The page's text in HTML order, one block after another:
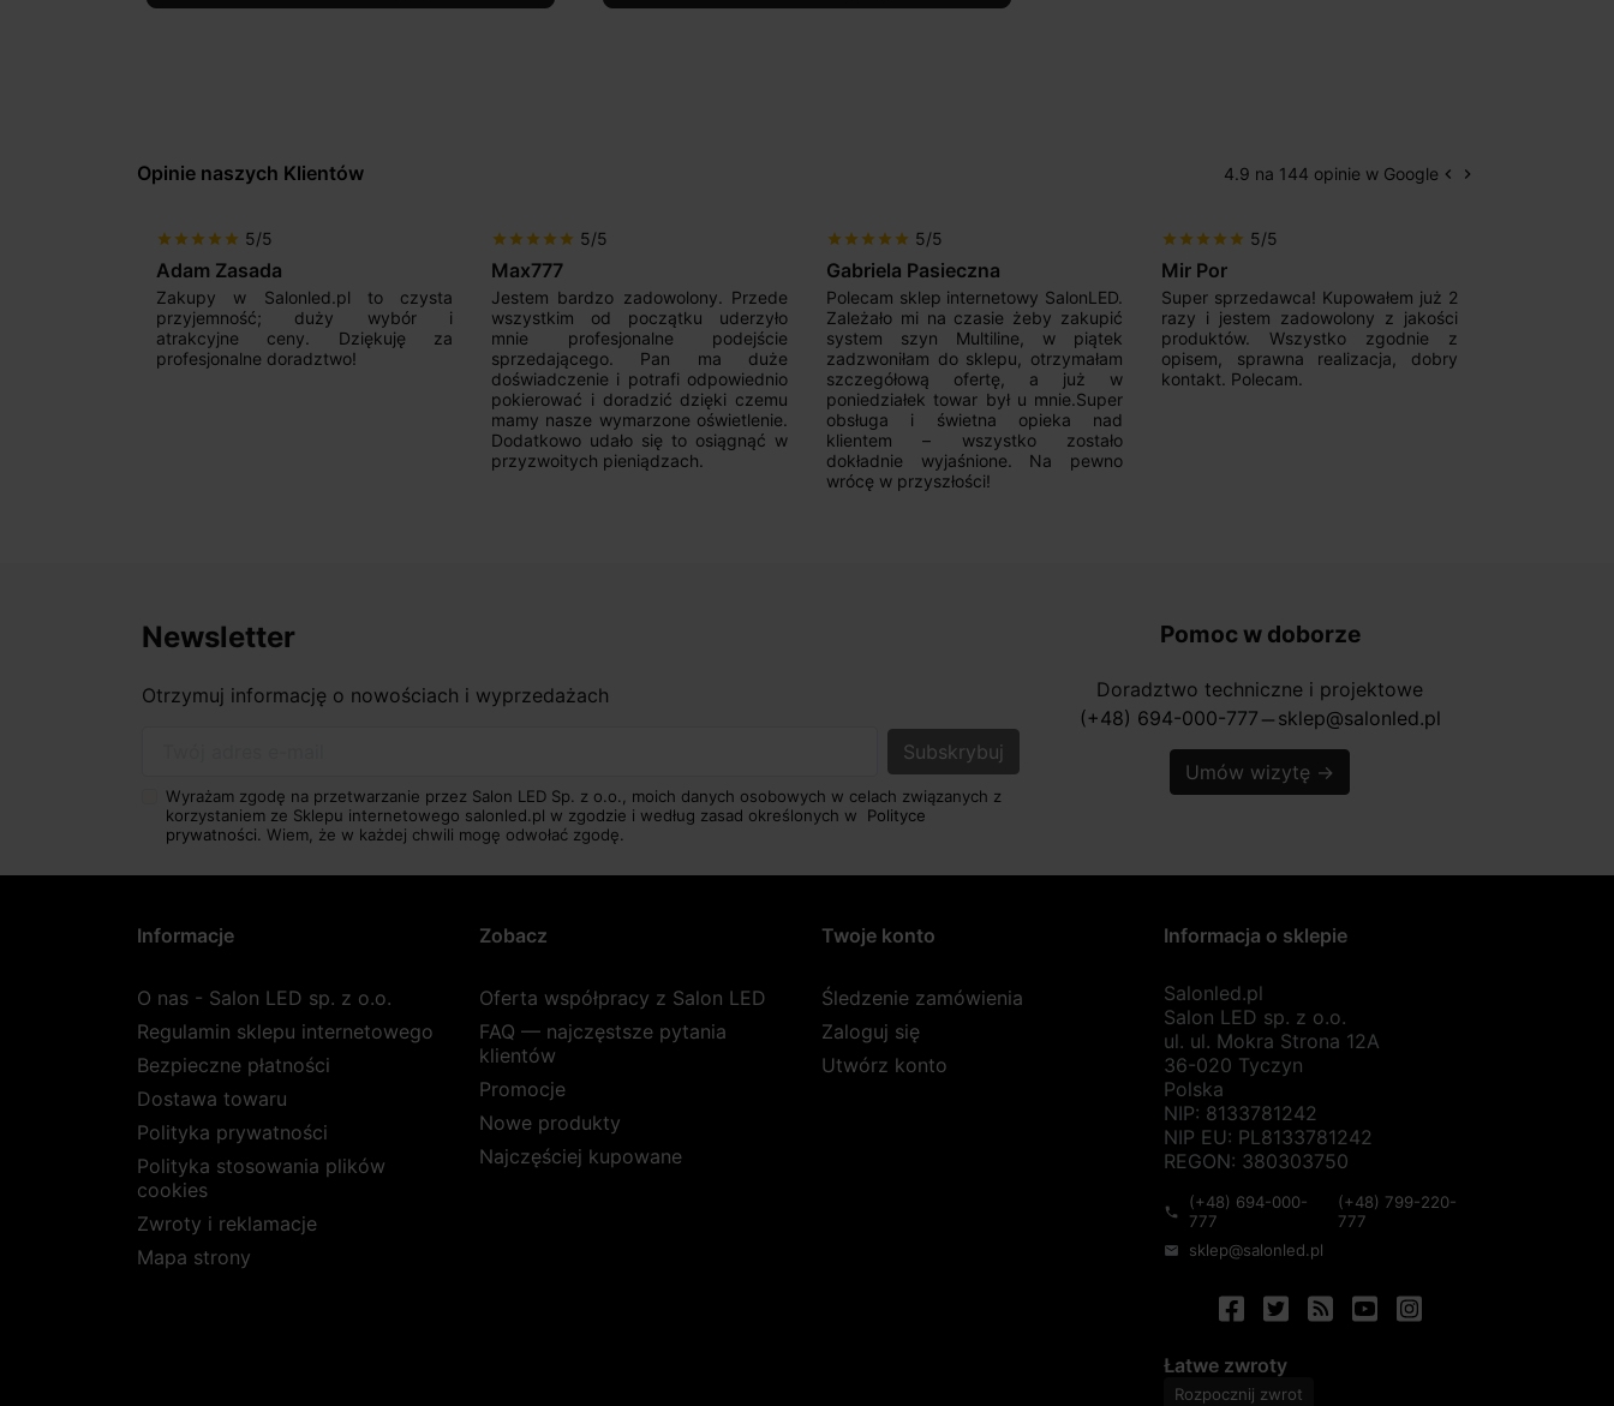
Opinie naszych Klientów 4.9 na 144 opinie w Google Poprzedni
keyboard_arrow_left Następny
keyboard_arrow_right
star star star star star 5/5
Adam Zasada
Zakupy w Salonled.pl to czysta
przyjemność; duży wybór i
atrakcyjne ceny. Dziękuję za
profesjonalne doradztwo!
star star star star star 5/5
Max777
Jestem bardzo zadowolony. Przede
wszystkim od początku uderzyło
mnie profesjonalne podejście
sprzedającego. Pan ma duże
doświadczenie i potrafi odpowiednio
pokierować i doradzić dzięki czemu
mamy nasze wymarzone oświetlenie.
Dodatkowo udało się to osiągnąć w
przyzwoitych pieniądzach.
star star star star star 5/5
Gabriela Pasieczna
Polecam sklep internetowy SalonLED.
Zależało mi na czasie żeby zakupić
system szyn Multiline, w piątek
zadzwoniłam do sklepu, otrzymałam
szczegółową ofertę, a już w
poniedziałek towar był u mnie.Super
obsługa i świetna opieka nad
klientem – wszystko zostało
dokładnie wyjaśnione. Na pewno
wrócę w przyszłości!
star star star star star 5/5
Mir Por
Super sprzedawca! Kupowałem już 2
razy i jestem zadowolony z jakości
produktów. Wszystko zgodnie z
opisem, sprawna realizacja, dobry
kontakt. Polecam.
Newsletter
Otrzymuj informację o nowościach i wyprzedażach
Wyrażam zgodę na przetwarzanie przez Salon LED Sp. z o.o., moich danych osobowych w celach związanych z
korzystaniem ze Sklepu internetowego salonled.pl w zgodzie i według zasad określonych w Polityce
prywatności. Wiem, że w każdej chwili mogę odwołać zgodę.
Pomoc w doborze
Doradztwo techniczne i projektowe
(+48) 694-000-777 horizontal_rule sklep@salonled.pl
Umów wizytę →
Informacje
O nas - Salon LED sp. z o.o.
Regulamin sklepu internetowego
Bezpieczne płatności
Dostawa towaru
Polityka prywatności
Polityka stosowania plików
cookies
Zwroty i reklamacje
Mapa strony
Zobacz
Oferta współpracy z Salon LED
FAQ — najczęstsze pytania
klientów
Promocje
Nowe produkty
Najczęściej kupowane
Twoje konto
Śledzenie zamówienia
Zaloguj się
Utwórz konto
Informacja o sklepie
Salonled.pl
Salon LED sp. z o.o.
ul. ul. Mokra Strona 12A
36-020 Tyczyn
Polska
NIP: 8133781242
NIP EU: PL8133781242
REGON: 380303750
phone
(+48) 694-000-
777
(+48) 799-220-
777
mail sklep@salonled.pl
Łatwe zwroty
Rozpocznij zwrot